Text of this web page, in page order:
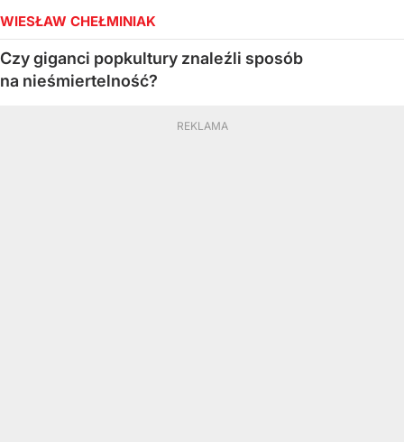
WIESŁAW CHEŁMINIAK
Czy giganci popkultury znaleźli sposób
na nieśmiertelność?